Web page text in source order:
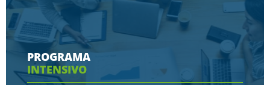
Conoce aquí las herramientas con las que
contaras en tu programa
Ver más
PROGRAMA
INTENSIVO